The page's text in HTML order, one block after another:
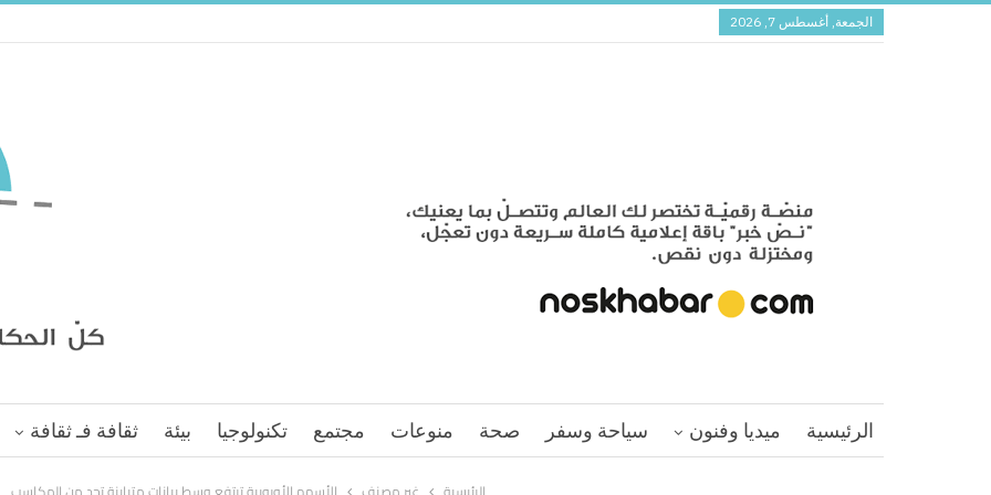
الجمعة, أغسطس 7, 2026
الرئيسية ميديا وفنون سياحة وسفر صحة منوعات مجتمع تكنولوجيا بيئة ثقافة فـ ثقافة